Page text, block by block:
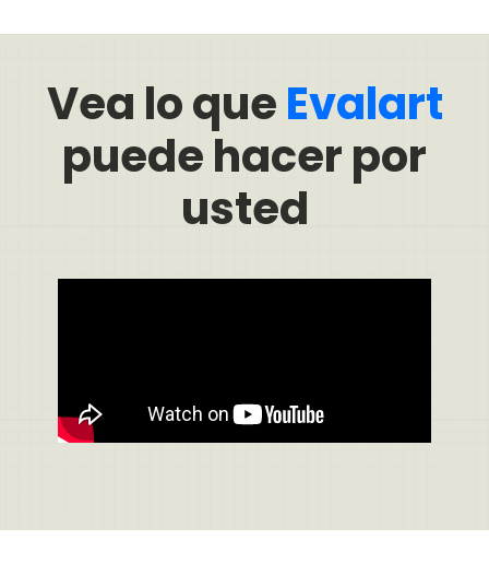
Vea lo queEvalart
puede hacer por
usted